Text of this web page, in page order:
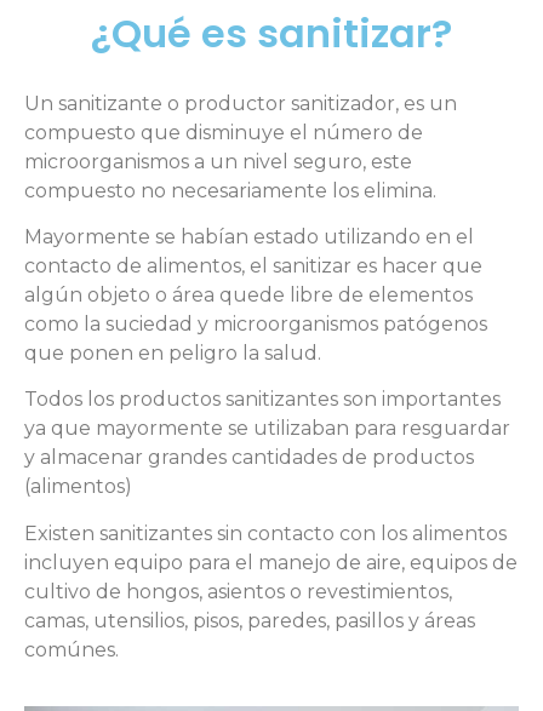
¿Qué es sanitizar?
Un sanitizante o productor sanitizador, es un
compuesto que disminuye el número de
microorganismos a un nivel seguro, este
compuesto no necesariamente los elimina.
Mayormente se habían estado utilizando en el
contacto de alimentos, el sanitizar es hacer que
algún objeto o área quede libre de elementos
como la suciedad y microorganismos patógenos
que ponen en peligro la salud.
Todos los productos sanitizantes son importantes
ya que mayormente se utilizaban para resguardar
y almacenar grandes cantidades de productos
(alimentos)
Existen sanitizantes sin contacto con los alimentos
incluyen equipo para el manejo de aire, equipos de
cultivo de hongos, asientos o revestimientos,
camas, utensilios, pisos, paredes, pasillos y áreas
comúnes.